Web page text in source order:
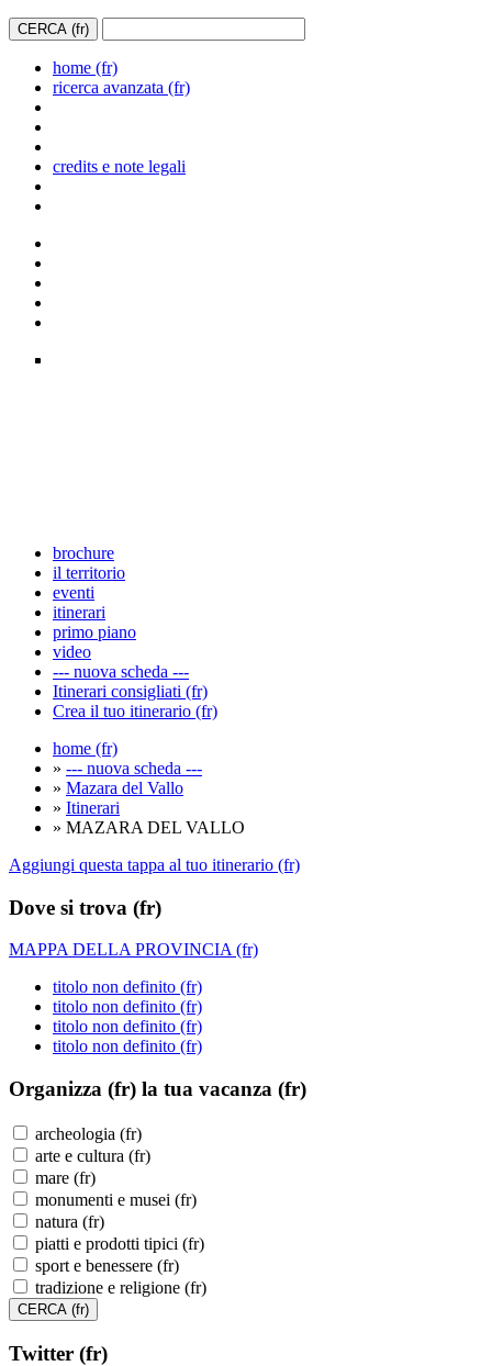
home (fr)
ricerca avanzata (fr)
credits e note legali
brochure
il territorio
eventi
itinerari
primo piano
video
--- nuova scheda ---
Itinerari consigliati (fr)
Crea il tuo itinerario (fr)
home (fr)
» --- nuova scheda ---
» Mazara del Vallo
» Itinerari
» MAZARA DEL VALLO
Aggiungi questa tappa al tuo itinerario (fr)
Dove si trova (fr)
MAPPA DELLA PROVINCIA (fr)
titolo non definito (fr)
titolo non definito (fr)
titolo non definito (fr)
titolo non definito (fr)
Organizza (fr) la tua vacanza (fr)
archeologia (fr)
arte e cultura (fr)
mare (fr)
monumenti e musei (fr)
natura (fr)
piatti e prodotti tipici (fr)
sport e benessere (fr)
tradizione e religione (fr)
Twitter (fr)